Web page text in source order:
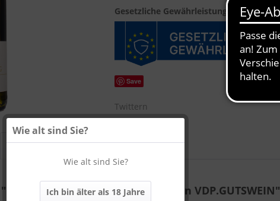
Gesetzliche Gewährleistung
Save
Twittern
Bewertungen 0
| 2025 Weißburgunder trocken VDP.GUTSWEIN"
Wie alt sind Sie?
Wie alt sind Sie?
Ich bin älter als 18 Jahre